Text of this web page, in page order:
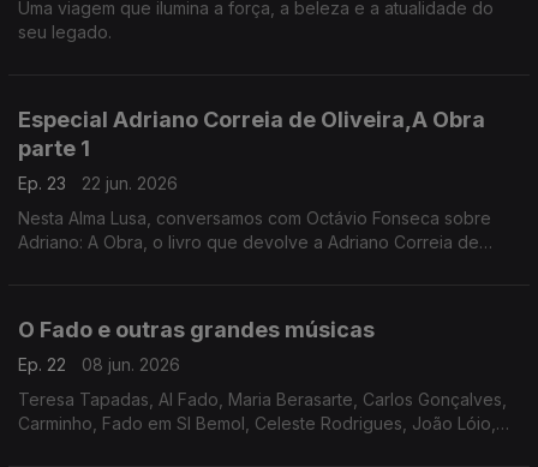
Uma viagem que ilumina a força, a beleza e a atualidade do
seu legado.
Especial Adriano Correia de Oliveira,A Obra
parte 1
Ep. 23
22 jun. 2026
Nesta Alma Lusa, conversamos com Octávio Fonseca sobre
Adriano: A Obra, o livro que devolve a Adriano Correia de
O Fado e outras grandes músicas
Ep. 22
08 jun. 2026
Teresa Tapadas, Al Fado, Maria Berasarte, Carlos Gonçalves,
Carminho, Fado em SI Bemol, Celeste Rodrigues, João Lóio,